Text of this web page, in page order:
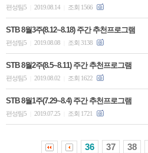
편성팀5 2019.08.14 조회 1566
STB 8월3주(8.12~8.18) 주간 추천프로그램
편성팀5 2019.08.08 조회 3138
STB 8월2주(8.5~8.11) 주간 추천프로그램
편성팀5 2019.08.02 조회 1622
STB 8월1주(7.29~8.4) 주간 추천프로그램
편성팀5 2019.07.25 조회 1721
36 37 38